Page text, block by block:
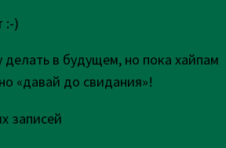
:-)
делать в будущем, но пока хайпам
«давай до свидания»!
записей